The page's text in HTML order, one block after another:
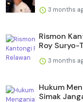
3 months
Rismon
Roy Suryo-
3 months
Hukum
Simak